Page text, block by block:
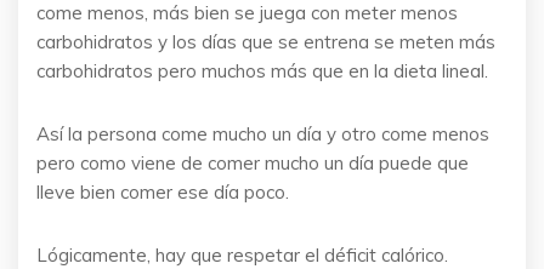
come menos, más bien se juega con meter menos
carbohidratos y los días que se entrena se meten más
carbohidratos pero muchos más que en la dieta lineal.
Así la persona come mucho un día y otro come menos
pero como viene de comer mucho un día puede que
lleve bien comer ese día poco.
Lógicamente, hay que respetar el déficit calórico.